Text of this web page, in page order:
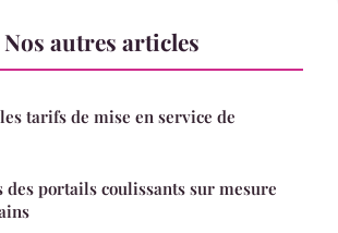
autres articles
tarifs de mise en service de
des portails coulissants sur mesure